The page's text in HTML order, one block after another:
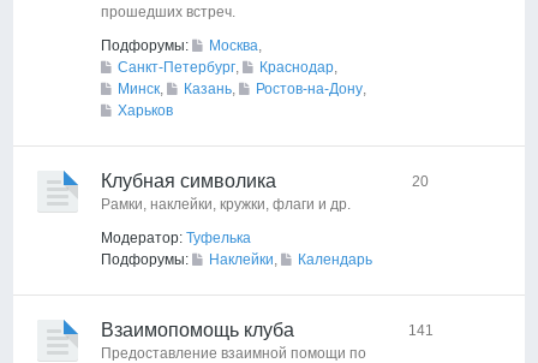
прошедших встреч.
Подфорумы:
Москва,
Санкт-Петербург, Краснодар,
Минск, Казань, Ростов-на-Дону,
Харьков
Клубная символика
Рамки, наклейки, кружки, флаги и др.
Модератор: Туфелька
Подфорумы:
Наклейки, Календарь
20
Взаимопомощь клуба
Предоставление взаимной помощи по
141